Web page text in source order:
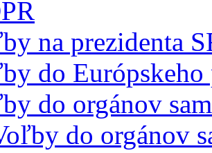
na prezidenta
do Európskeho
do orgánov
do orgánov